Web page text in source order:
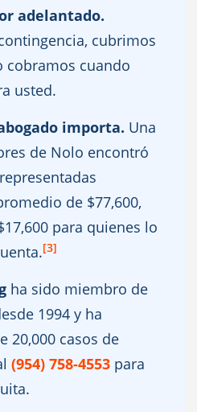
adelantado.
cubrimos
cobramos cuando
usted.
importa. Una
de Nolo encontró
de $77,600,
para quienes lo
[3]
ha sido miembro de
1994 y ha
20,000 casos de
(954) 758-4553 para